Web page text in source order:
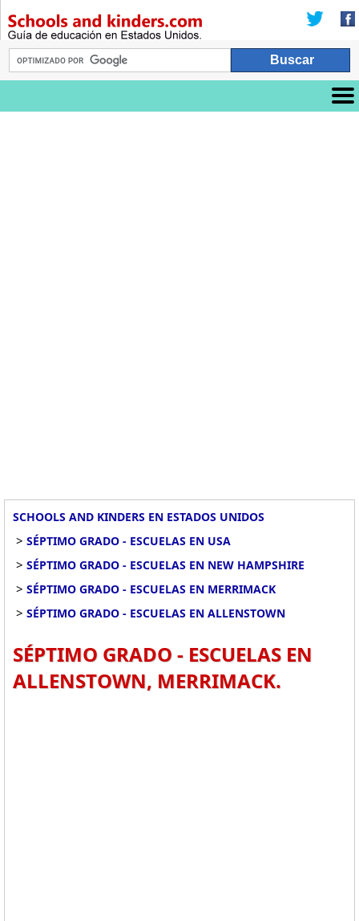
SCHOOLS AND KINDERS EN ESTADOS UNIDOS
> SÉPTIMO GRADO - ESCUELAS EN USA
> SÉPTIMO GRADO - ESCUELAS EN NEW HAMPSHIRE
> SÉPTIMO GRADO - ESCUELAS EN MERRIMACK
> SÉPTIMO GRADO - ESCUELAS EN ALLENSTOWN
SÉPTIMO GRADO - ESCUELAS EN
ALLENSTOWN, MERRIMACK.